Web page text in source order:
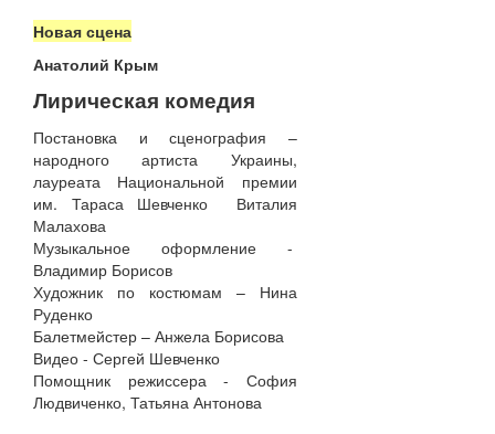
Новая сцена
Анатолий Крым
Лирическая комедия
Постановка и сценография –
народного артиста Украины,
лауреата Национальной премии
им. Тараса Шевченко Виталия
Малахова
Музыкальное оформление -
Владимир Борисов
Художник по костюмам – Нина
Руденко
Балетмейстер – Анжела Борисова
Видео - Сергей Шевченко
Помощник режиссера - София
Людвиченко, Татьяна Антонова